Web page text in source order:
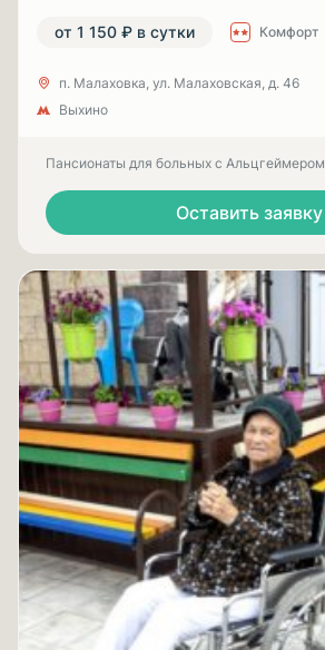
от 1 150 ₽ в сутки Комфорт
п. Малаховка, ул. Малаховская, д. 46
Выхино
Пансионаты для больных с Альцгеймером
Оставить заявку